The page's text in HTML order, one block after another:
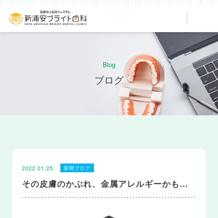
Blog
ブログ
2022.01.25 新聞ブログ
その皮膚のかぶれ、金属アレルギーかも…